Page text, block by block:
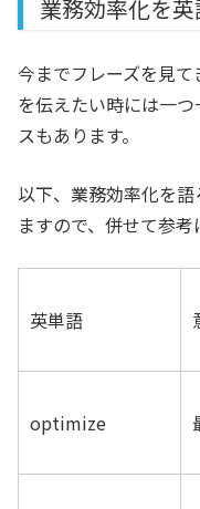
業務効率化を
今までフレーズを見
を伝えたい時には一
スもあります。
以下、業務効率化を
ますので、併せて参考
英単語
optimize